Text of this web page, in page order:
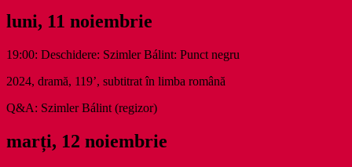
luni, 11 noiembrie
19:00: Deschidere: Szimler Bálint: Punct negru
2024, dramă, 119’, subtitrat în limba română
Q&A: Szimler Bálint (regizor)
marți, 12 noiembrie